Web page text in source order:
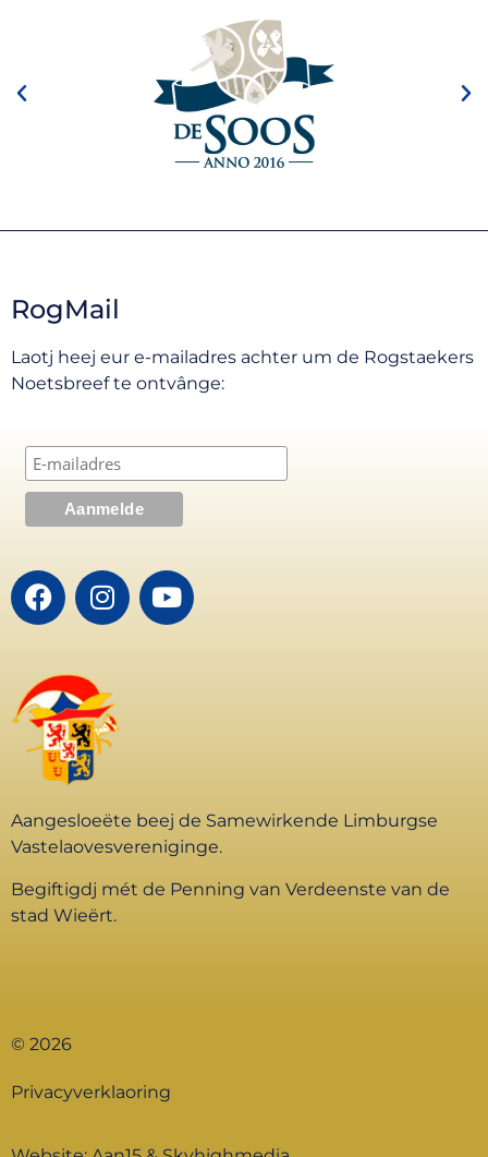
RogMail
Laotj heej eur e-mailadres achter um de Rogstaekers
Noetsbreef te ontvânge:
Aangesloeëte beej de Samewirkende Limburgse
Vastelaovesvereniginge.
Begiftigdj mét de Penning van Verdeenste van de
stad Wieërt.
© 2026
Privacyverklaoring